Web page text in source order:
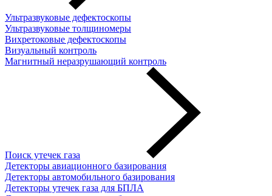
Ультразвуковые дефектоскопы
Ультразвуковые толщиномеры
Вихретоковые дефектоскопы
Визуальный контроль
Магнитный неразрушающий контроль
Поиск утечек газа
Детекторы авиационного базирования
Детекторы автомобильного базирования
Детекторы утечек газа для БПЛА